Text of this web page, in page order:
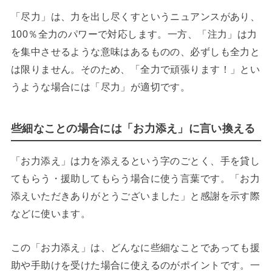
「尽力」は、力を出し尽くすというニュアンスがあり、
100％全力のパワーで対応します。一方、「注力」は力
を集中させるような意味はあるものの、必ずしも全力と
は限りません。そのため、「全力で頑張ります！」とい
うような場合には「尽力」が適切です。
些細なことの場合には「お力添え」に言い換える
「お力添え」は力を添えるという字のごとく、手を貸し
てもらう・援助してもらう場合に使う言葉です。「お力
添えいただきありがとうございました」と感謝を示す際
などに使います。
この「お力添え」は、どんなに些細なことであっても援
助や手助けを受けた場合に使えるのがポイントです。一